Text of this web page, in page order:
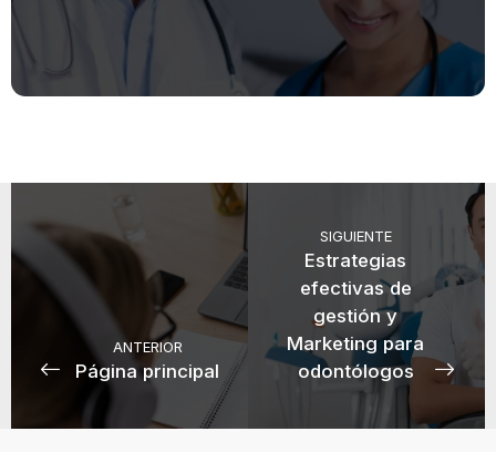
ANTERIOR
Página principal
SIGUIENTE
Estrategias
efectivas de
gestión y
Marketing para
odontólogos